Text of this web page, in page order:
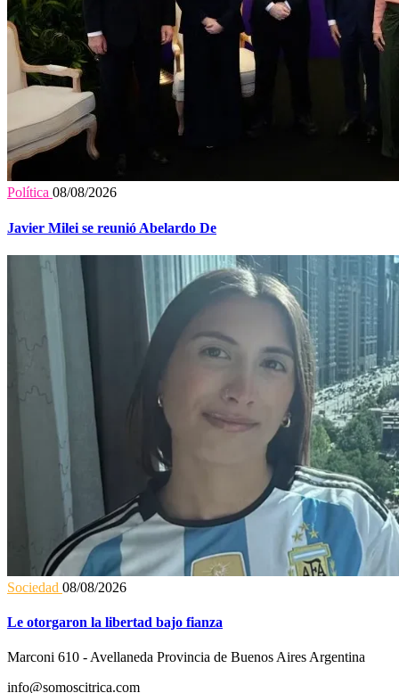
Política 08/08/2026
Javier Milei se reunió Abelardo De
Sociedad 08/08/2026
Le otorgaron la libertad bajo fianza
Marconi 610 - Avellaneda Provincia de Buenos Aires Argentina
info@somoscitrica.com